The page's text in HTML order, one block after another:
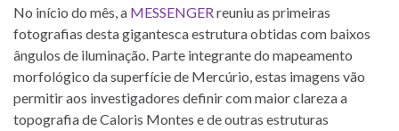
No início do mês, a MESSENGERreuniu as primeiras
fotografias desta gigantesca estrutura obtidas com baixos
ângulos de iluminação. Parte integrante do mapeamento
morfológico da superfície de Mercúrio, estas imagens vão
permitir aos investigadores definir com maior clareza a
topografia de Caloris Montes e de outras estruturas